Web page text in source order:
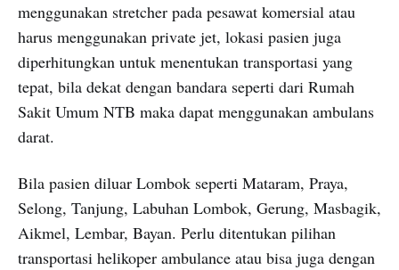
menggunakan stretcher pada pesawat komersial atau
harus menggunakan private jet, lokasi pasien juga
diperhitungkan untuk menentukan transportasi yang
tepat, bila dekat dengan bandara seperti dari Rumah
Sakit Umum NTB maka dapat menggunakan ambulans
darat.
Bila pasien diluar Lombok seperti Mataram, Praya,
Selong, Tanjung, Labuhan Lombok, Gerung, Masbagik,
Aikmel, Lembar, Bayan. Perlu ditentukan pilihan
transportasi helikoper ambulance atau bisa juga dengan